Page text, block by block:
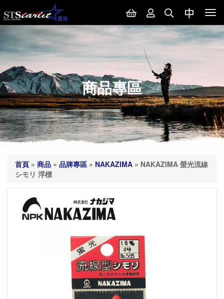
商品專區
首頁 » 商品 » 品牌專區 » NAKAZIMA » NAKAZIMA 螢光流線
シモリ 浮標